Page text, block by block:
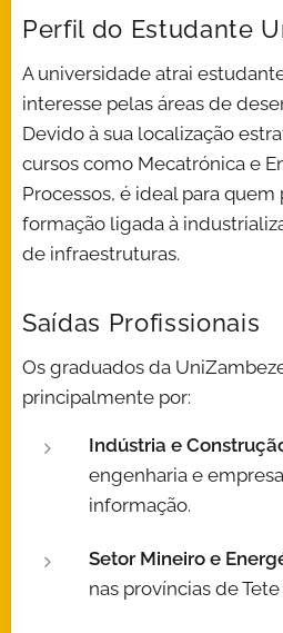
Perfil do Estudante
A universidade atrai
interesse pelas áreas de
Devido à sua localização
cursos como Mecatrónica e
Processos, é ideal para quem
formação ligada à
de infraestruturas.
Saídas Profissionais
Os graduados da
principalmente por:
Indústria e
engenharia e
informação.
Setor Mineiro e
nas províncias de